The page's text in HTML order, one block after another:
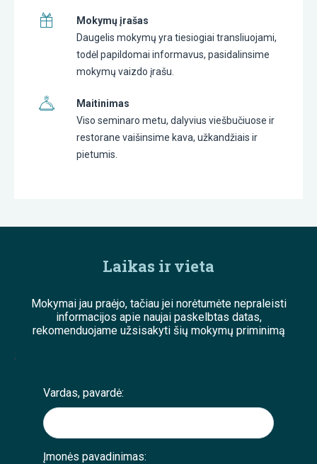
Mokymų įrašas
Daugelis mokymų yra tiesiogiai transliuojami,
todėl papildomai informavus, pasidalinsime
mokymų vaizdo įrašu.
Maitinimas
Viso seminaro metu, dalyvius viešbučiuose ir
restorane vaišinsime kava, užkandžiais ir
pietumis.
Laikas ir vieta
Mokymai jau praėjo, tačiau jei norėtumėte nepraleisti
informacijos apie naujai paskelbtas datas,
rekomenduojame užsisakyti šių mokymų priminimą
;
Vardas, pavardė:
Įmonės pavadinimas: